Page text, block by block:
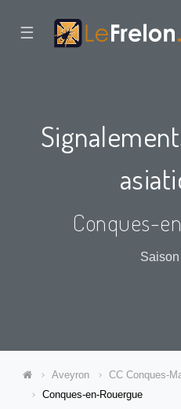
☰
Conques-
Aveyron
CC Conques-
Conques-en-Rouergue